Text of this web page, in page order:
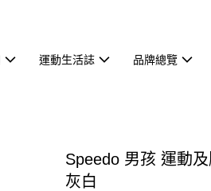
運動生活誌 品牌總覽
Speedo 男孩 運動
灰白